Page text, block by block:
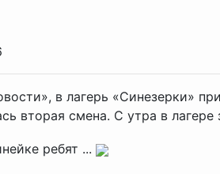
в лагерь «Синезерки»
вторая смена. С утра в
ребят ...